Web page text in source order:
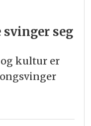
seg
kultur er